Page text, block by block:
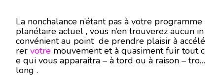
La nonchalance n’étant pas à votre programme
planétaire actuel , vous n’en trouverez aucun in
convénient au point de prendre plaisir à accélé
rer votre mouvement et à quasiment fuir tout c
e qui vous apparaitra – à tord ou à raison – trop
long .